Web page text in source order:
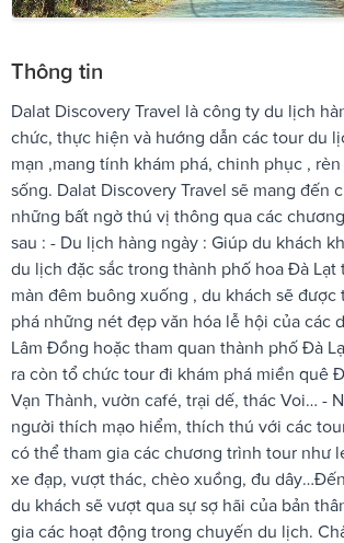
Thông tin
Dalat Discovery Travel là công ty du lịch
chức, thực hiện và hướng dẫn các tour du
mạn ,mang tính khám phá, chinh phục ,
sống. Dalat Discovery Travel sẽ mang đến
những bất ngờ thú vị thông qua các
sau : - Du lịch hàng ngày : Giúp du khách
du lịch đặc sắc trong thành phố hoa Đà Lạt
màn đêm buông xuống , du khách sẽ được
phá những nét đẹp văn hóa lễ hội của các
Lâm Đồng hoặc tham quan thành phố Đà
ra còn tổ chức tour đi khám phá miền quê
Vạn Thành, vườn café, trại dế, thác Voi… -
người thích mạo hiểm, thích thú với các
có thể tham gia các chương trình tour như
xe đạp, vượt thác, chèo xuồng, đu
du khách sẽ vượt qua sự sợ hãi của bản
gia các hoạt động trong chuyến du lịch.